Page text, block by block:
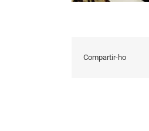
Compartir-ho